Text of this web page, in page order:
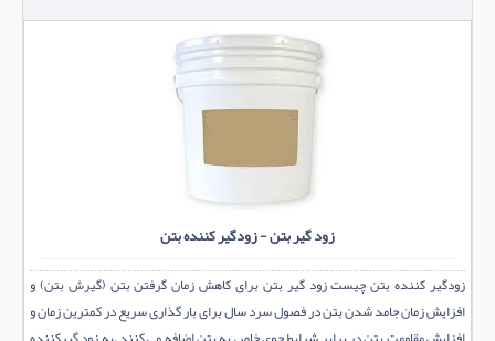
زود گیر بتن - زودگیر کننده بتن
زودگیر کننده بتن چیست زود گیر بتن برای کاهش زمان گرفتن بتن (گیرش بتن) و
افزایش زمان جامد شدن بتن در فصول سرد سال برای بار گذاری سریع در کمترین زمان و